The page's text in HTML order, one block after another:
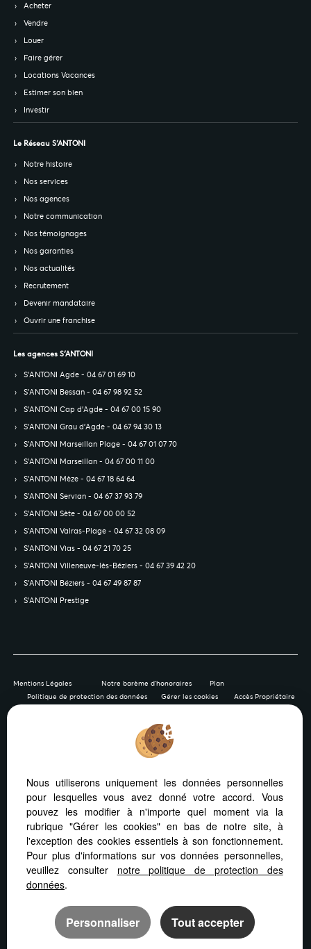
Acheter
Vendre
Louer
Faire gérer
Locations Vacances
Estimer son bien
Investir
Le Réseau S’ANTONI
Notre histoire
Nos services
Nos agences
Notre communication
Nos témoignages
Nos garanties
Nos actualités
Recrutement
Devenir mandataire
Ouvrir une franchise
Les agences S’ANTONI
S’ANTONI Agde - 04 67 01 69 10
S’ANTONI Bessan - 04 67 98 92 52
S’ANTONI Cap d'Agde - 04 67 00 15 90
S’ANTONI Grau d'Agde - 04 67 94 30 13
S’ANTONI Marseillan Plage - 04 67 01 07 70
S’ANTONI Marseillan - 04 67 00 11 00
S’ANTONI Mèze - 04 67 18 64 64
S’ANTONI Servian - 04 67 37 93 79
S’ANTONI Sète - 04 67 00 00 52
S’ANTONI Valras-Plage - 04 67 32 08 09
S’ANTONI Vias - 04 67 21 70 25
S’ANTONI Villeneuve-lès-Béziers - 04 67 39 42 20
S’ANTONI Béziers - 04 67 49 87 87
S’ANTONI Prestige
Mentions Légales Notre barème d'honoraires
Plan
Politique de protection des données
Gérer les cookies Accès Propriétaire
Afin de vous offrir un confort de lecture permanent, depuis
votre PC, votre tablette ou votre smartphone, notre site
s’adapte automatiquement aux différents types d'écrans
Logiciel immo
Nous utiliserons uniquement les données personnelles
pour lesquelles vous avez donné votre accord. Vous
pouvez les modifier à n'importe quel moment via la
rubrique "Gérer les cookies" en bas de notre site, à
l'exception des cookies essentiels à son fonctionnement.
Pour plus d'informations sur vos données personnelles,
veuillez consulter notre politique de protection des
données.
Personnaliser Tout accepter